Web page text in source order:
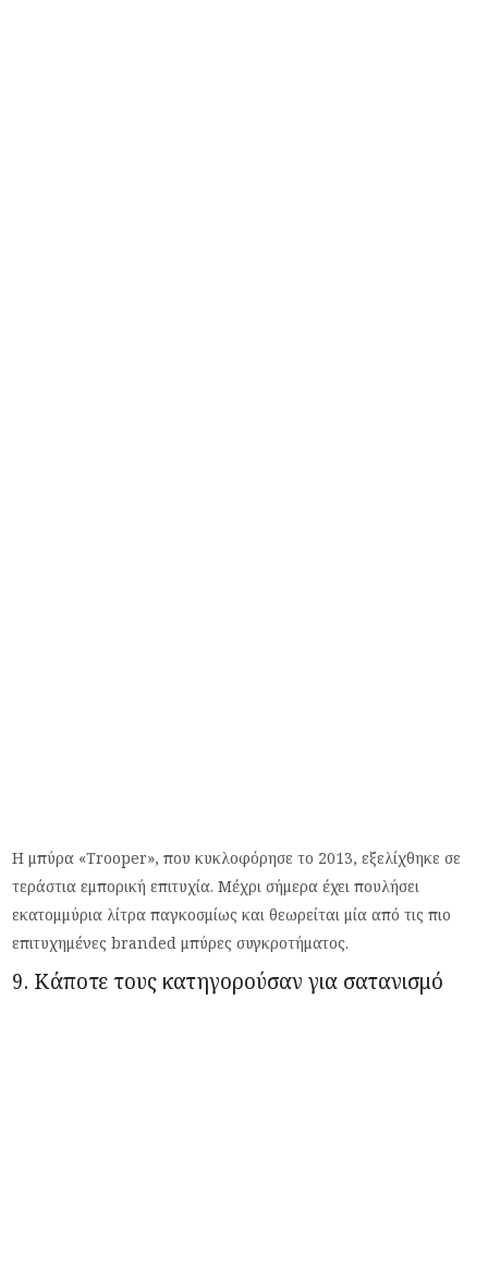
Η μπύρα «Trooper», που κυκλοφόρησε το 2013, εξελίχθηκε σε
τεράστια εμπορική επιτυχία. Μέχρι σήμερα έχει πουλήσει
εκατομμύρια λίτρα παγκοσμίως και θεωρείται μία από τις πιο
επιτυχημένες branded μπύρες συγκροτήματος.
9. Κάποτε τους κατηγορούσαν για σατανισμό